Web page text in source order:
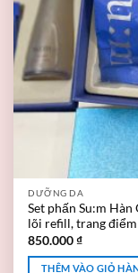
DƯỠNG DA
Set phấn Su:m
lõi refill, trang
850.000₫
THÊM VÀO GIỎ